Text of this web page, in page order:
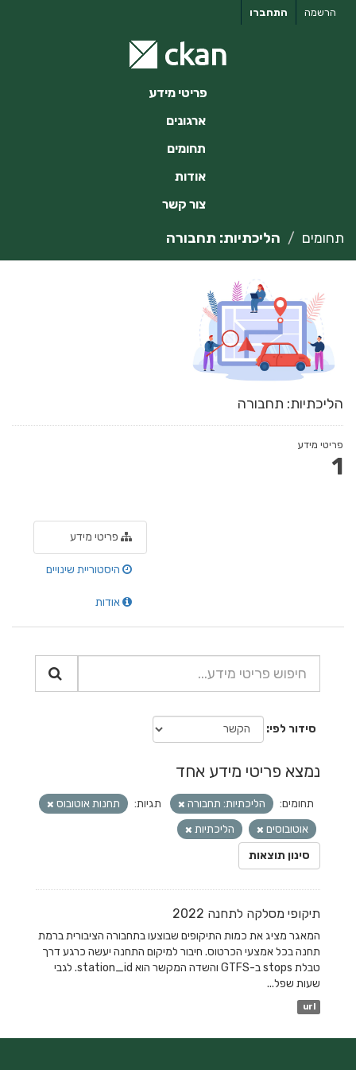
התחברו הרשמה
פריטי מידע
ארגונים
תחומים
אודות
צור קשר
תחומים הליכתיות: תחבורה
הליכתיות: תחבורה
פריטי מידע
1
פריטי מידע
היסטוריית שינויים
אודות
סידור לפי
נמצא פריטי מידע אחד
תחומים: הליכתיות: תחבורה תגיות:
תחנות אוטובוס
אוטובוסים
הליכתיות
סינון תוצאות
תיקופי מסלקה לתחנה 2022
המאגר מציג את כמות התיקופים שבוצעו בתחבורה הציבורית ברמת
תחנה בכל אמצעי הכרטוס. חיבור למיקום התחנה יעשה כרגע דרך
טבלת stops ב-GTFS והשדה המקשר הוא station_id. לגבי
שעות שפל...
url